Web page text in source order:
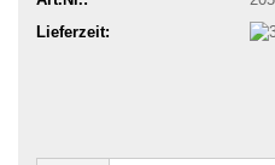
Lieferzeit: